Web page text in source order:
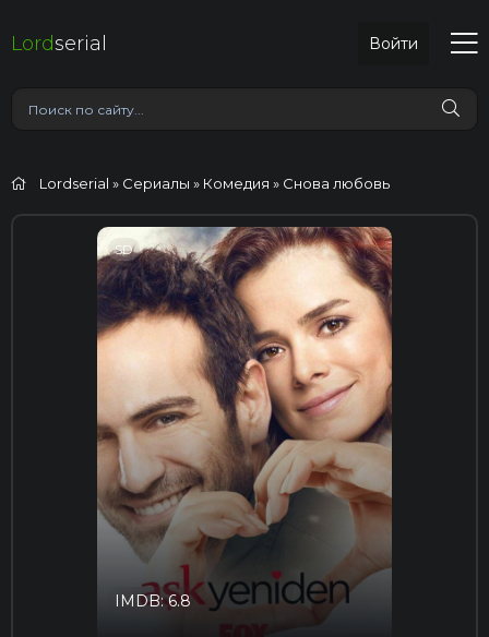
Lordserial Войти
Lordserial » Сериалы » Комедия » Снова любовь
SD
IMDB: 6.8